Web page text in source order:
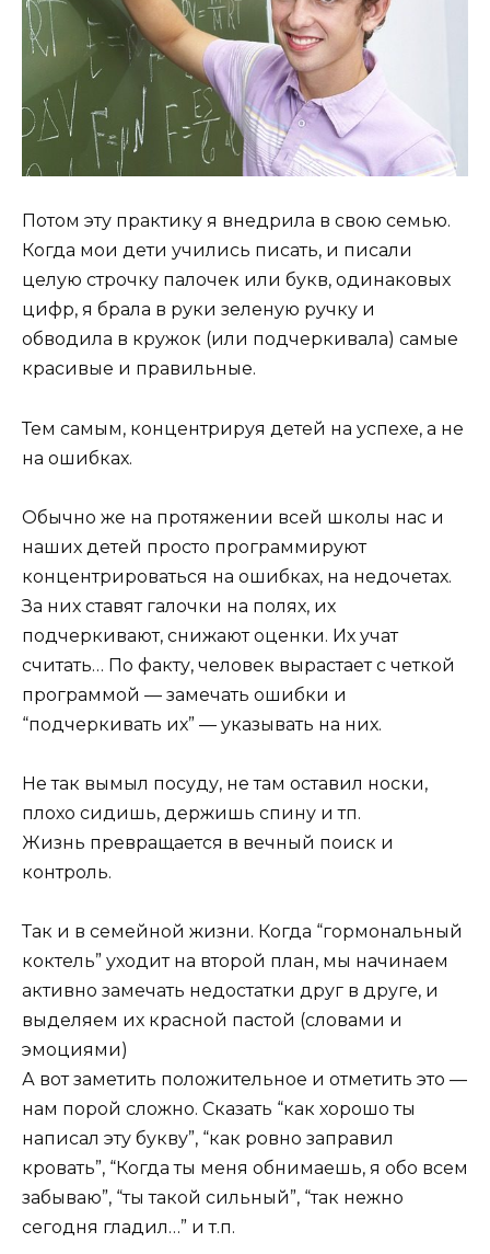
Потом эту практику я внедрила в свою семью.
Когда мои дети учились писать, и писали
целую строчку палочек или букв, одинаковых
цифр, я брала в руки зеленую ручку и
обводила в кружок (или подчеркивала) самые
красивые и правильные.
Тем самым, концентрируя детей на успехе, а не
на ошибках.
Обычно же на протяжении всей школы нас и
наших детей просто программируют
концентрироваться на ошибках, на недочетах.
За них ставят галочки на полях, их
подчеркивают, снижают оценки. Их учат
считать… По факту, человек вырастает с четкой
программой — замечать ошибки и
“подчеркивать их” — указывать на них.
Не так вымыл посуду, не там оставил носки,
плохо сидишь, держишь спину и тп.
Жизнь превращается в вечный поиск и
контроль.
Так и в семейной жизни. Когда “гормональный
коктель” уходит на второй план, мы начинаем
активно замечать недостатки друг в друге, и
выделяем их красной пастой (словами и
эмоциями)
А вот заметить положительное и отметить это —
нам порой сложно. Сказать “как хорошо ты
написал эту букву”, “как ровно заправил
кровать”, “Когда ты меня обнимаешь, я обо всем
забываю”, “ты такой сильный”, “так нежно
сегодня гладил…” и т.п.